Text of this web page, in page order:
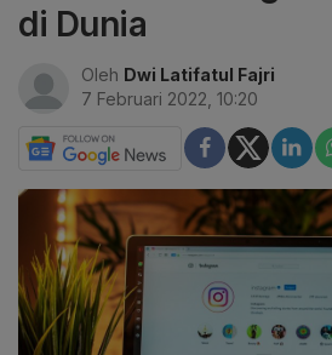
di Dunia
Oleh Dwi Latifatul Fajri
7 Februari 2022, 10:20